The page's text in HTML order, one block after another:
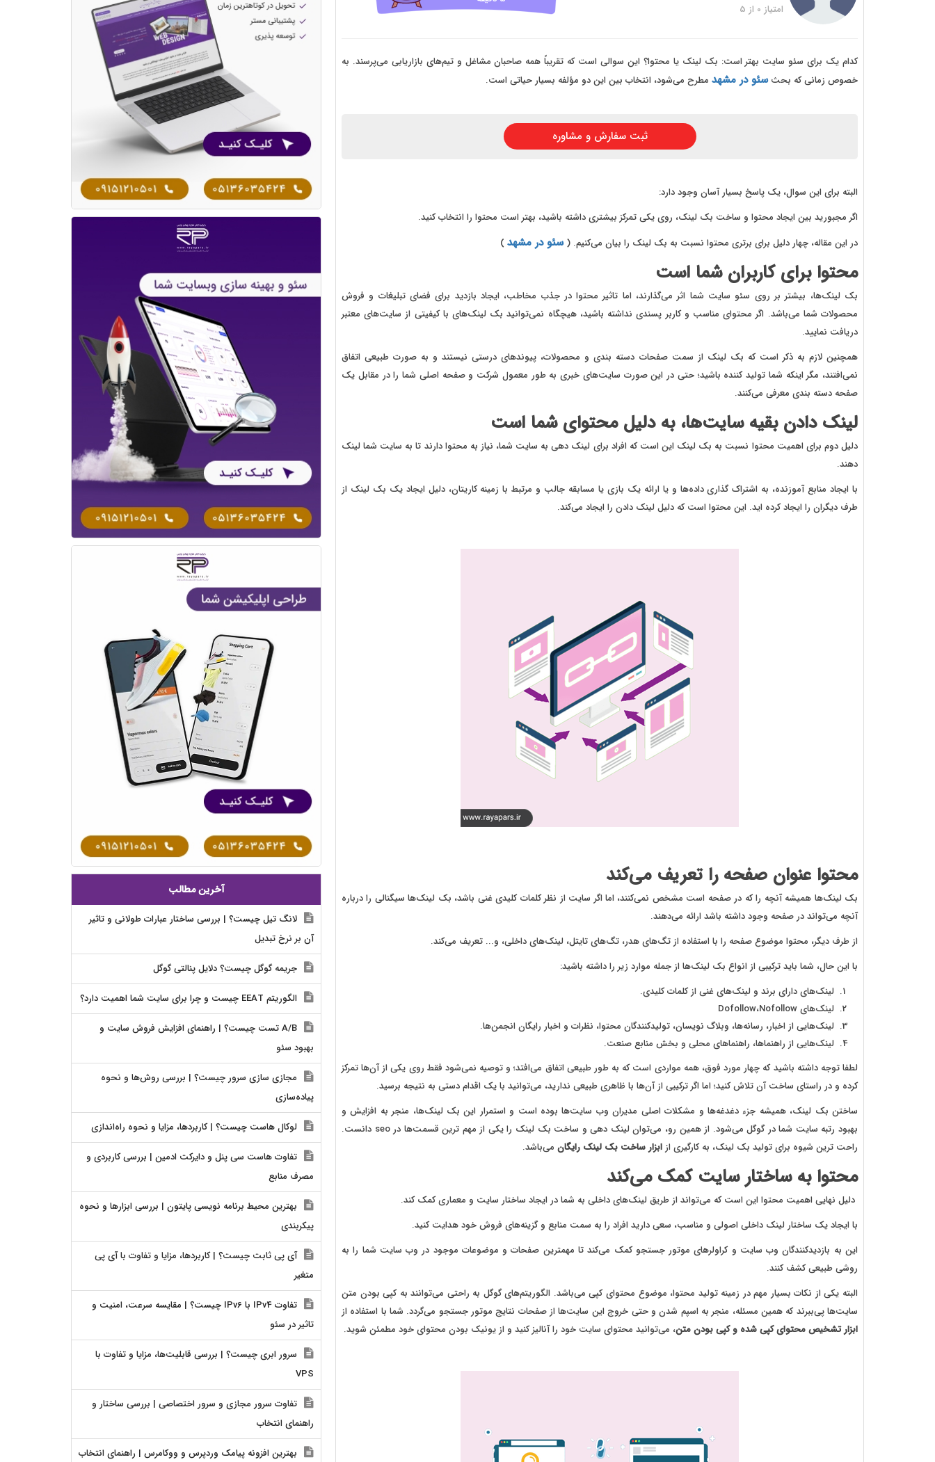
خرید سایت با امکانات دیوار
خرید سایت نوبت دهی پزشکان
خرید سایت همایش
امتیاز 0 از 5
کدام یک برای سئو سایت بهتر است: بک لینک یا محتوا؟ این سوالی است که تقریباً همه صاحبان مشاغل و تیم‌های بازاریابی می‌پرسند. به
خصوص زمانی که بحثسئو در مشهد مطرح می‌شود، انتخاب بین این دو مؤلفه بسیار حیاتی است.
ثبت سفارش و مشاوره
البته برای این سوال، یک پاسخ بسیار آسان وجود دارد:
اگر مجبورید بین ایجاد محتوا و ساخت بک لینک، روی یکی تمرکز بیشتری داشته باشید، بهتر است محتوا را انتخاب کنید.
در این مقاله، چهار دلیل برای برتری محتوا نسبت به بک لینک را بیان می‌کنیم. (سئو در مشهد )
محتوا برای کاربران شما است
بک لینک‌ها، بیشتر بر روی سئو سایت شما اثر می‌گذارند، اما تاثیر محتوا در جذب مخاطب، ایجاد بازدید برای فضای تبلیغات و فروش
محصولات شما می‌باشد. اگر محتوای مناسب و کاربر پسندی نداشته باشید، هیچگاه نمی‌توانید بک لینک‌های با کیفیتی از سایت‌های معتبر
دریافت نمایید.
همچنین لازم به ذکر است که بک لینک از سمت صفحات دسته بندی و محصولات، پیوندهای درستی نیستند و به صورت طبیعی اتفاق
نمی‌افتند، مگر اینکه شما تولید کننده باشید؛ حتی در این صورت سایت‌های خبری به طور معمول شرکت و صفحه اصلی شما را در مقابل یک
صفحه دسته بندی معرفی می‌کنند.
لینک دادن بقیه سایت‌ها، به دلیل محتوای شما است
دلیل دوم برای اهمیت محتوا نسبت به بک لینک این است که افراد برای لینک دهی به سایت شما، نیاز به محتوا دارند تا به سایت شما لینک
دهند.
با ایجاد منابع آموزنده، به اشتراک گذاری داده‌ها و یا ارائه یک بازی یا مسابقه جالب و مرتبط با زمینه کاریتان، دلیل ایجاد یک بک لینک از
طرف دیگران را ایجاد کرده اید. این محتوا است که دلیل لینک دادن را ایجاد می‌کند.
محتوا عنوان صفحه را تعریف می‌کند
بک لینک‌ها همیشه آنچه را که در صفحه است مشخص نمی‌کنند، اما اگر سایت از نظر کلمات کلیدی غنی باشد، بک لینک‌ها سیگنالی را درباره
آنچه می‌تواند در صفحه وجود داشته باشد ارائه می‌دهند.
از طرف دیگر، محتوا موضوع صفحه را با استفاده از تگ‌های هدر، تگ‌های تایتل، لینک‌های داخلی، و... تعریف می‌کند.
با این حال، شما باید ترکیبی از انواع بک لینک‌ها از جمله موارد زیر را داشته باشید:
لینک‌های دارای برند و لینک‌های غنی از کلمات کلیدی.
لینک‌های Dofollow،Nofollow
لینک‌هایی از اخبار، رسانه‌ها، وبلاگ نویسان، تولیدکنندگان محتوا، نظرات و اخبار رایگان انجمن‌ها.
لینک‌هایی از راهنماها، راهنماهای محلی و بخش منابع صنعت.
لطفا توجه داشته باشید که چهار مورد فوق، همه مواردی است که به طور طبیعی اتفاق می‌افتد؛ و توصیه نمی‌شود فقط روی یکی از آن‌ها تمرکز
کرده و در راستای ساخت آن تلاش کنید؛ اما اگر ترکیبی از آن‌ها با ظاهری طبیعی ندارید، می‌توانید با یک اقدام دستی به نتیجه برسید.
ساختن بک لینک، همیشه جزء دغدغه‌ها و مشکلات اصلی مدیران وب سایت‌ها بوده است و استمرار این بک لینک‌ها، منجر به افزایش و
بهبود رتبه سایت شما در گوگل می‌شود. از همین رو، می‌توان لینک دهی و ساخت بک لینک را یکی از مهم ترین قسمت‌ها در seo دانست.
راحت ترین شیوه برای تولید بک لینک، به کارگیری از ابزار ساخت بک لینک رایگان می‌باشد.
محتوا به ساختار سایت کمک می‌کند
دلیل نهایی اهمیت محتوا این است که می‌تواند از طریق لینک‌های داخلی به شما در ایجاد ساختار سایت و معماری کمک کند.
با ایجاد یک ساختار لینک داخلی اصولی و مناسب، سعی دارید افراد را به سمت منابع و گزینه‌های فروش خود هدایت کنید.
این به بازدیدکنندگان وب سایت و کراولرهای موتور جستجو کمک می‌کند تا مهمترین صفحات و موضوعات موجود در وب سایت شما را به
روشی طبیعی کشف کنند.
البته یکی از نکات بسیار مهم در زمینه تولید محتوا، موضوع محتوای کپی می‌باشد. الگوریتم‌های گوگل به راحتی می‌توانند به کپی بودن متن
سایت‌ها پی‌ببرند که همین مسئله، منجر به اسپم شدن و حتی خروج این سایت‌ها از صفحات نتایج موتور جستجو می‌گردد. شما با استفاده از
ابزار تشخیص محتوای کپی شده و کپی بودن متن، می‌توانید محتوای سایت خود را آنالیز کنید و از یونیک بودن محتوای خود مطمئن شوید.
آخرین مطالب
لانگ تیل چیست؟ | بررسی ساختار عبارات طولانی و تاثیر
آن بر نرخ تبدیل
جریمه گوگل چیست؟ دلایل پنالتی گوگل
الگوریتم EEAT چیست و چرا برای سایت شما اهمیت دارد؟
A/B تست چیست؟ | راهنمای افزایش فروش سایت و
بهبود سئو
مجازی سازی سرور چیست؟ | بررسی روش‌ها و نحوه
پیاده‌سازی
لوکال هاست چیست؟ | کاربردها، مزایا و نحوه راه‌اندازی
تفاوت هاست سی پنل و دایرکت ادمین | بررسی کاربردی و
مصرف منابع
بهترین محیط برنامه نویسی پایتون | بررسی ابزارها و نحوه
پیکربندی
آی پی ثابت چیست؟ | کاربردها، مزایا و تفاوت با آی پی
متغیر
تفاوت IPv4 با IPv6 چیست؟ | مقایسه سرعت، امنیت و
تاثیر در سئو
سرور ابری چیست؟ | بررسی قابلیت‌ها، مزایا و تفاوت با
VPS
تفاوت سرور مجازی و سرور اختصاصی | بررسی ساختار و
راهنمای انتخاب
بهترین افزونه پیامک وردپرس و ووکامرس | راهنمای انتخاب